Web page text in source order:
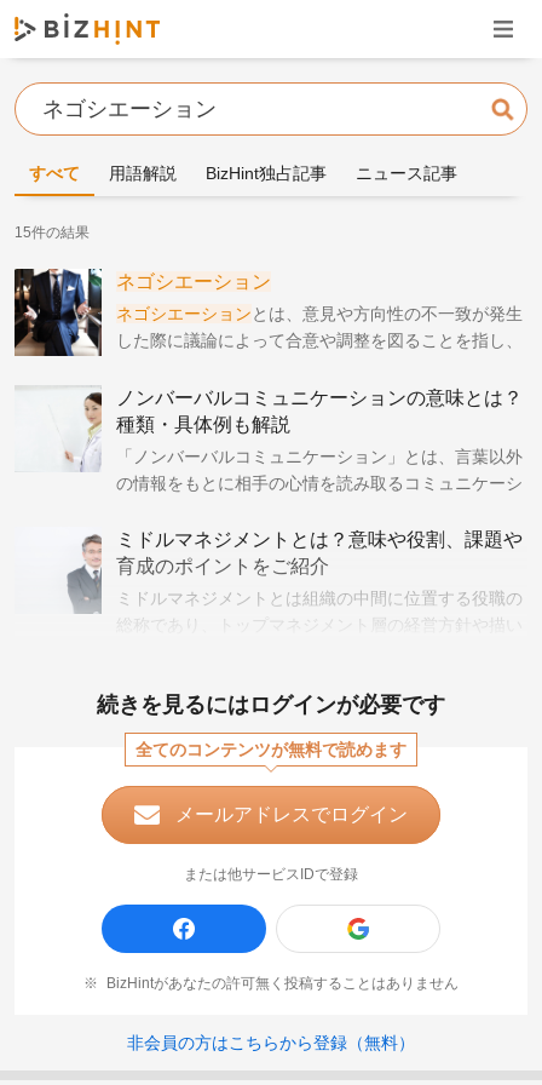
ナビ
検索
すべて 用語解説 BizHint独占記事 ニュース記事
15件の結果
ネゴシエーション
ネゴシエーションとは、意見や方向性の不一致が発生
した際に議論によって合意や調整を図ることを指し、
呼ばれます。
ノンバーバルコミュニケーションの意味とは？
種類・具体例も解説
「ノンバーバルコミュニケーション」とは、言葉以外
の情報をもとに相手の心情を読み取るコミュニケーシ
ーションの意味や種類、具体例についてご紹介しま
す。
ミドルマネジメントとは？意味や役割、課題や
育成のポイントをご紹介
ミドルマネジメントとは組織の中間に位置する役職の
総称であり、トップマネジメント層の経営方針や描い
トロール
続きを見るにはログインが必要です
全てのコンテンツが無料で読めます
メールアドレスでログイン
または他サービスIDで登録
BizHintがあなたの許可無く投稿することはありません
非会員の方はこちらから登録（無料）